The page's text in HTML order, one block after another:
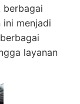
berbagai
menjadi
layanan